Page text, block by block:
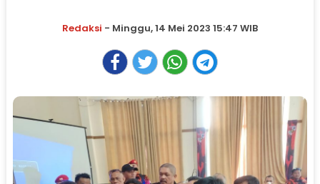
Redaksi - Minggu, 14 Mei 2023 15:47 WIB